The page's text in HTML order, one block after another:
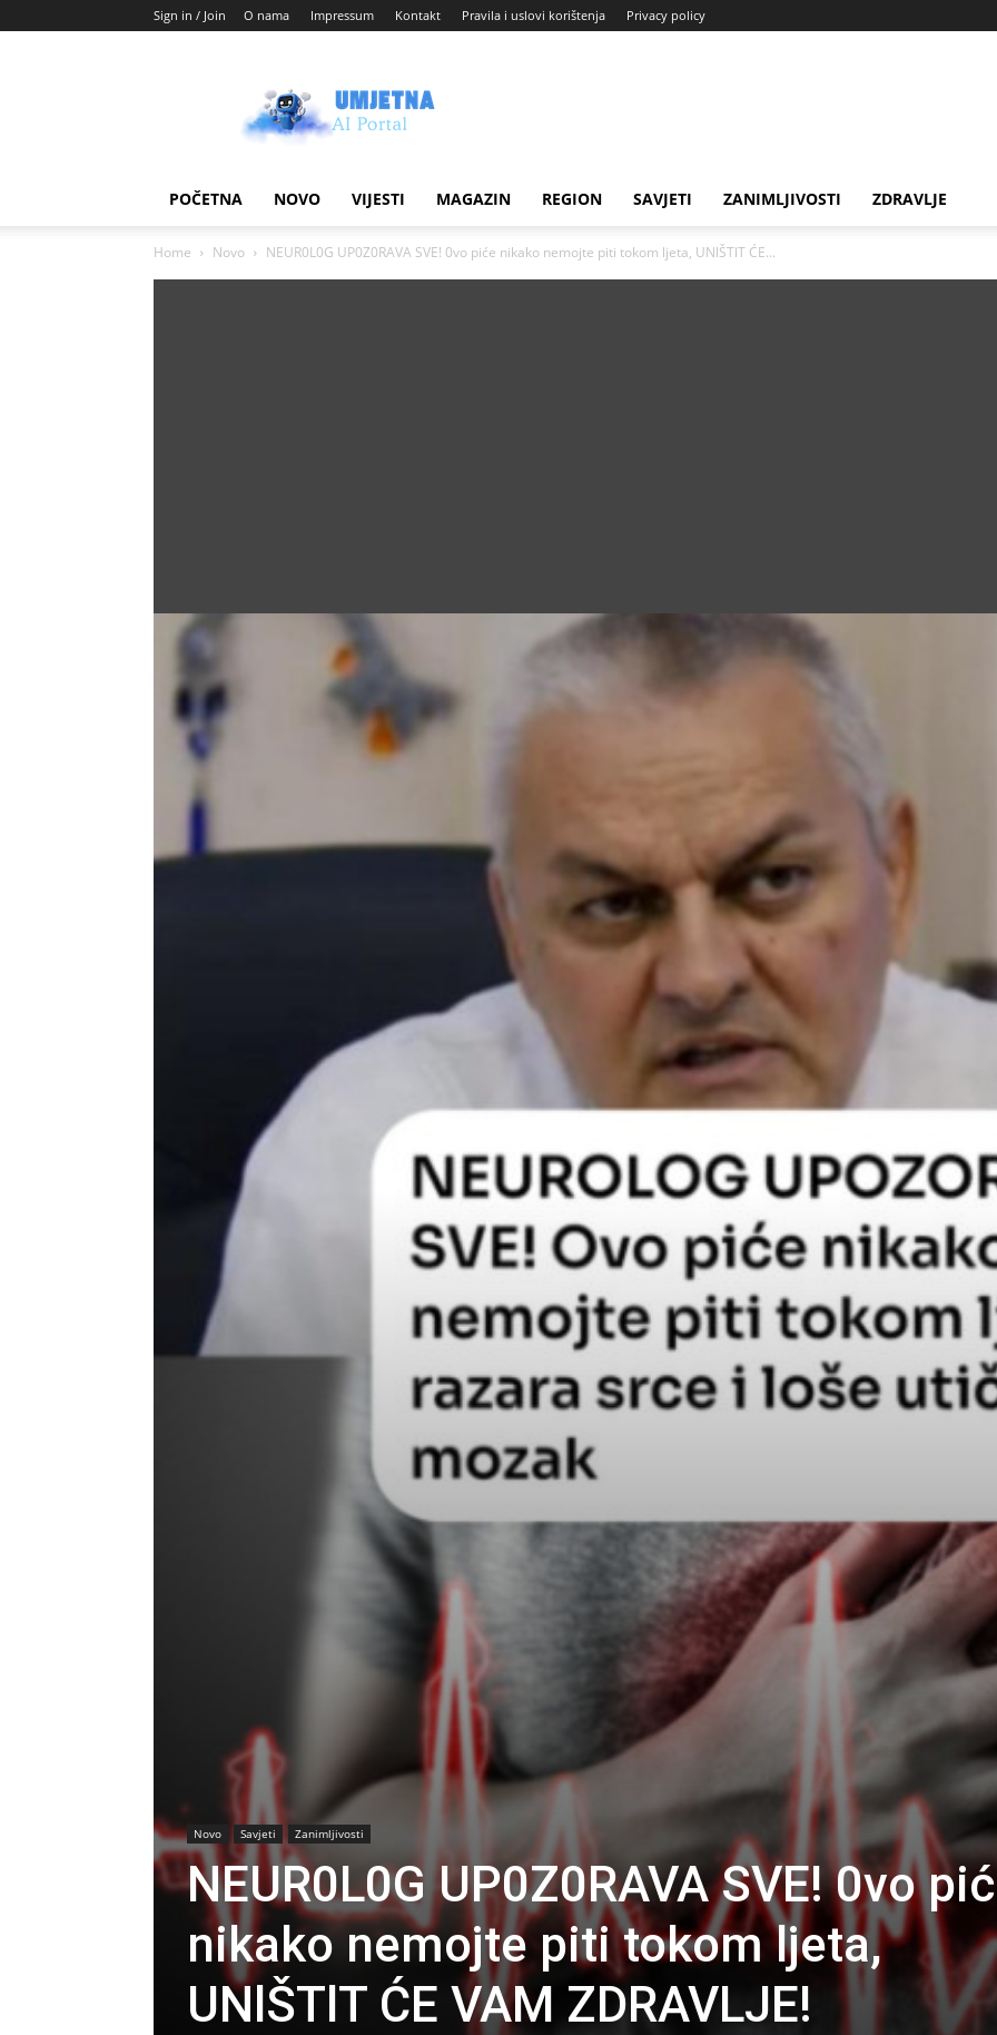
Sign in / Join O nama Impressum Kontakt Pravila i uslovi korištenja Privacy policy
AI
blog
POČETNA NOVO VIJESTI MAGAZIN REGION SAVJETI ZANIMLJIVOSTI ZDRAVLJE
Home Novo NEUR0L0G UP0Z0RAVA SVE! 0vo piće nikako nemojte piti tokom ljeta, UNlŠTlT ĆE...
Novo Savjeti Zanimljivosti
NEUR0L0G UP0Z0RAVA SVE! 0vo
nikako nemojte piti tokom ljeta,
UNlŠTlT ĆE VAM ZDRAVLJE!